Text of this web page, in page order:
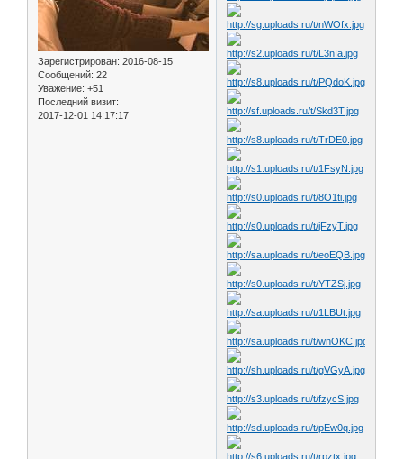
Зарегистрирован: 2016-08-15
Сообщений: 22
Уважение: +51
Последний визит:
2017-12-01 14:17:17